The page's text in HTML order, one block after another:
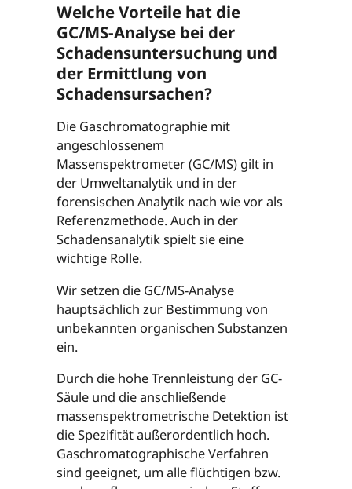
Welche Vorteile hat die
GC/MS-Analyse bei der
Schadensuntersuchung und
der Ermittlung von
Schadensursachen?
Die Gaschromatographie mit
angeschlossenem
Massenspektrometer (GC/MS) gilt in
der Umweltanalytik und in der
forensischen Analytik nach wie vor als
Referenzmethode. Auch in der
Schadensanalytik spielt sie eine
wichtige Rolle.
Wir setzen die GC/MS-Analyse
hauptsächlich zur Bestimmung von
unbekannten organischen Substanzen
ein.
Durch die hohe Trennleistung der GC-
Säule und die anschließende
massenspektrometrische Detektion ist
die Spezifität außerordentlich hoch.
Gaschromatographische Verfahren
sind geeignet, um alle flüchtigen bzw.